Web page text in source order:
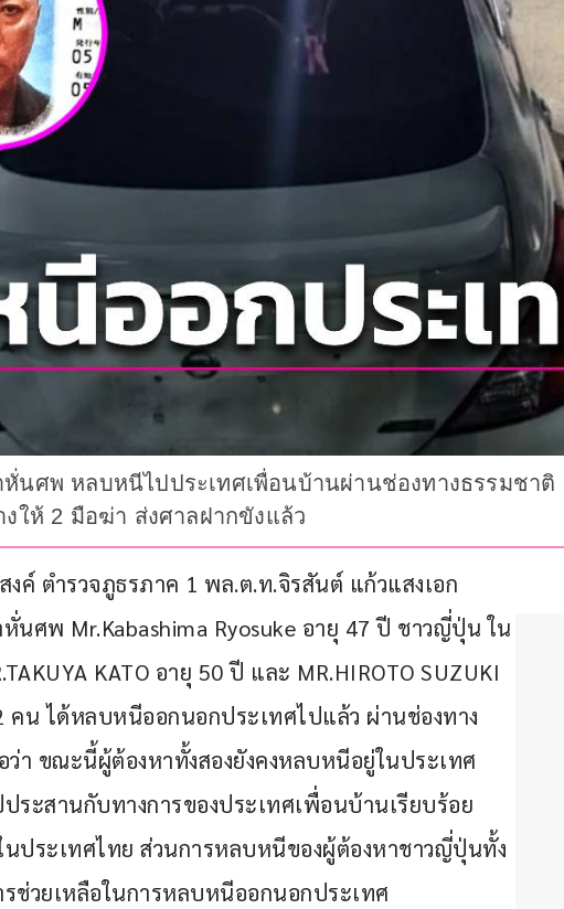
ศพ หลบหนีไปประเทศเพื่อนบ้านผ่านช่องทางธรรมชาติ
ให้ 2 มือฆ่า ส่งศาลฝากขังแล้ว
งค์ ตำรวจภูธรภาค 1 พล.ต.ท.จิรสันต์ แก้วแสงเอก
ศพ Mr.Kabashima Ryosuke อายุ 47 ปี ชาวญี่ปุ่น ใน
KATO อายุ 50 ปี และ MR.HIROTO SUZUKI
น ได้หลบหนีออกนอกประเทศไปแล้ว ผ่านช่องทาง
ว่า ขณะนี้ผู้ต้องหาทั้งสองยังคงหลบหนีอยู่ในประเทศ
ระสานกับทางการของประเทศเพื่อนบ้านเรียบร้อย
นประเทศไทย ส่วนการหลบหนีของผู้ต้องหาชาวญี่ปุ่นทั้ง
ช่วยเหลือในการหลบหนีออกนอกประเทศ